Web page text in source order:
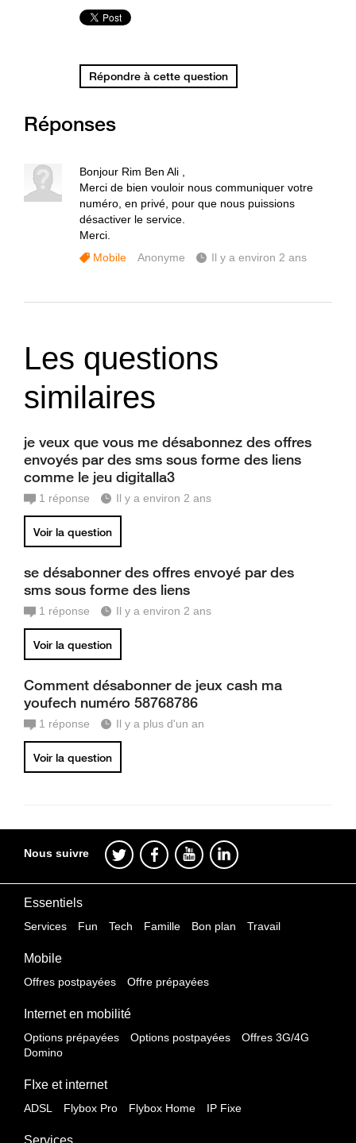
Répondre à cette question
Réponses
Bonjour Rim Ben Ali ,
Merci de bien vouloir nous communiquer votre
numéro, en privé, pour que nous puissions
désactiver le service.
Merci.
Mobile
Anonyme Il y a environ 2 ans
Les questions
similaires
je veux que vous me désabonnez des offres
envoyés par des sms sous forme des liens
comme le jeu digitalla3
1 réponse Il y a environ 2 ans
Voir la question
se désabonner des offres envoyé par des
sms sous forme des liens
1 réponse Il y a environ 2 ans
Voir la question
Comment désabonner de jeux cash ma
youfech numéro 58768786
1 réponse Il y a plus d'un an
Voir la question
Nous suivre
Essentiels
Services Fun Tech Famille Bon plan Travail
Mobile
Offres postpayées Offre prépayées
Internet en mobilité
Options prépayées Options postpayées
Offres 3G/4G
Domino
FIxe et internet
ADSL Flybox Pro Flybox Home IP Fixe
Services